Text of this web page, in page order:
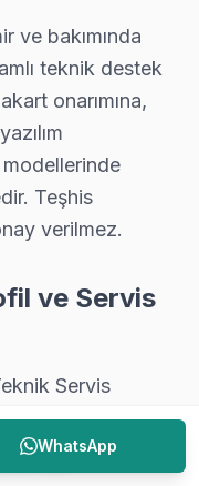
– Bayrampaşa
ek indirim ve
Aralığı Süre
– ₺8.000
– ₺1.800
– ₺1.200 2–3
yılı standart tamir
ve bakımında
teknik destek
onarımına,
Teşhis
verilmez.
ve Servis
Servis
Sık
WhatsApp